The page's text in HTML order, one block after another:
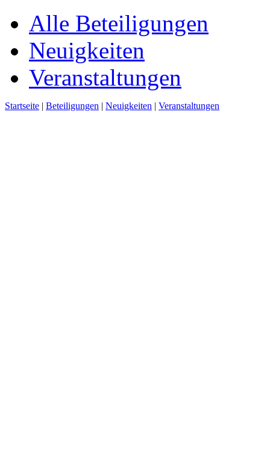
Alle Beteiligungen
Neuigkeiten
Veranstaltungen
Startseite | Beteiligungen | Neuigkeiten | Veranstaltungen